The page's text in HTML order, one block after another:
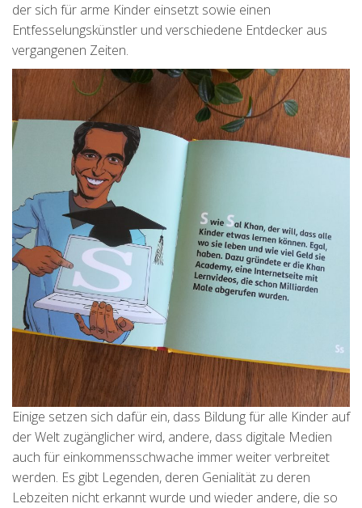
der sich für arme Kinder einsetzt sowie einen
Entfesselungskünstler und verschiedene Entdecker aus
vergangenen Zeiten.
Einige setzen sich dafür ein, dass Bildung für alle Kinder auf
der Welt zugänglicher wird, andere, dass digitale Medien
auch für einkommensschwache immer weiter verbreitet
werden. Es gibt Legenden, deren Genialität zu deren
Lebzeiten nicht erkannt wurde und wieder andere, die so